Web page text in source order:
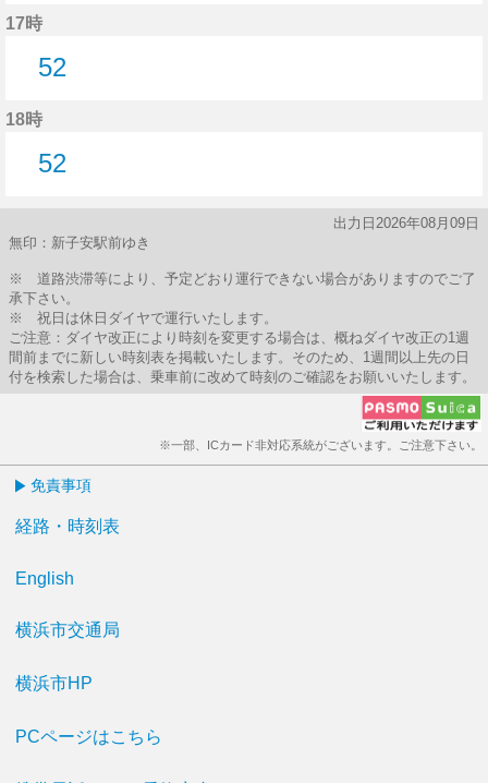
17時
52
18時
52
出力日2026年08月09日
無印：新子安駅前ゆき
※ 道路渋滞等により、予定どおり運行できない場合がありますのでご了
承下さい。
※ 祝日は休日ダイヤで運行いたします。
ご注意：ダイヤ改正により時刻を変更する場合は、概ねダイヤ改正の1週
間前までに新しい時刻表を掲載いたします。そのため、1週間以上先の日
付を検索した場合は、乗車前に改めて時刻のご確認をお願いいたします。
※一部、ICカード非対応系統がございます。ご注意下さい。
免責事項
経路・時刻表
English
横浜市交通局
横浜市HP
PCページはこちら